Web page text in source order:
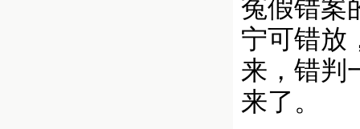
冤假错案
宁可错放
来，错判
来了。